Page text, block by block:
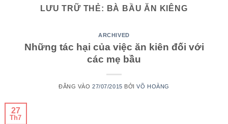
LƯU TRỮ THẺ: BÀ BẦU ĂN KIÊNG
ARCHIVED
Những tác hại của việc ăn kiên đối với
các mẹ bầu
ĐĂNG VÀO27/07/2015 BỞIVÕ HOÀNG
27
Th7